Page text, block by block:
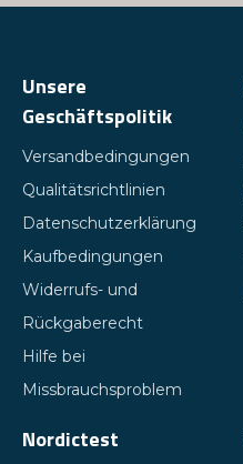
Unsere
Geschäftspolitik
Versandbedingungen
Qualitätsrichtlinien
Datenschutzerklärung
Kaufbedingungen
Widerrufs- und
Rückgaberecht
Hilfe bei
Missbrauchsproblem
Nordictest